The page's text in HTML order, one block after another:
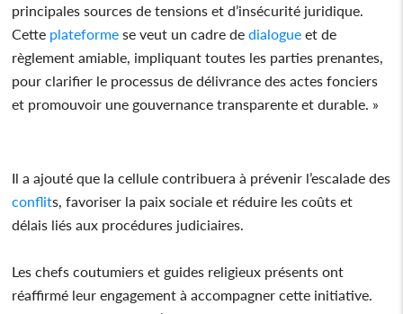
principales sources de tensions et d’insécurité juridique.
Cette plateforme se veut un cadre dedialogue et de
règlement amiable, impliquant toutes les parties prenantes,
pour clarifier le processus de délivrance des actes fonciers
et promouvoir une gouvernance transparente et durable. »
Il a ajouté que la cellule contribuera à prévenir l’escalade des
conflits, favoriser la paix sociale et réduire les coûts et
délais liés aux procédures judiciaires.
Les chefs coutumiers et guides religieux présents ont
réaffirmé leur engagement à accompagner cette initiative.